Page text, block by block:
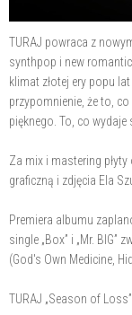
TURAJ powraca z
synthpop i new romantic
klimat złotej ery popu
przypomnienie, że to,
pięknego. To, co
Za mix i mastering
graficzną i zdjęcia Ela
Premiera albumu
single „Box” i „Mr.
(God's Own Medicine,
TURAJ „Season of Loss”